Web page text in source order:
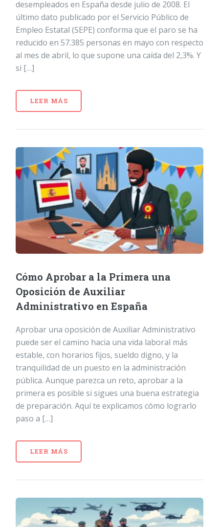
desempleados en España desde julio de 2008. El
último dato publicado por el Servicio Público de
Empleo Estatal (SEPE) conforma que el paro se ha
reducido en 57.385 personas en mayo con respecto
al mes de abril, lo que supone una caída del 2,3%. Y
si […]
LEER MÁS
Cómo Aprobar a la Primera una
Oposición de Auxiliar
Administrativo en España
Aprobar una oposición de Auxiliar Administrativo
puede ser el camino hacia una vida laboral más
estable, con horarios fijos, sueldo digno, y la
tranquilidad de un puesto en la administración
pública. Aunque parezca un reto, aprobar a la
primera es posible si sigues una buena estrategia
de preparación. Aquí te explicamos cómo lograrlo
paso a […]
LEER MÁS